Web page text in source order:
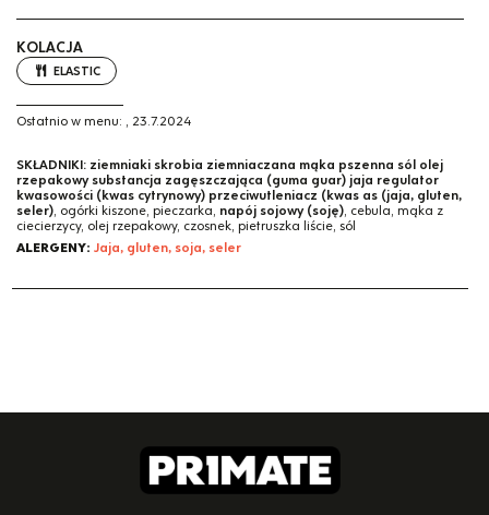
KOLACJA
ELASTIC
Ostatnio w menu: , 23.7.2024
SKŁADNIKI: ziemniaki skrobia ziemniaczana mąka pszenna sól olej
rzepakowy substancja zagęszczająca (guma guar) jaja regulator
kwasowości (kwas cytrynowy) przeciwutleniacz (kwas as (jaja, gluten,
seler), ogórki kiszone, pieczarka, napój sojowy (soję), cebula, mąka z
ciecierzycy, olej rzepakowy, czosnek, pietruszka liście, sól
ALERGENY: Jaja, gluten, soja, seler